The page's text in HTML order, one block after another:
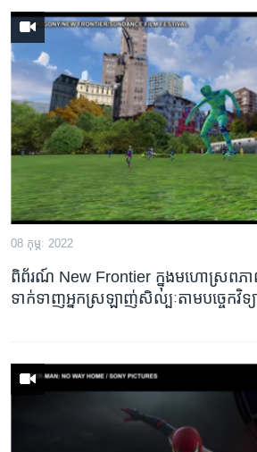
08 កុម្ភៈ 2022
ពិព័រណ៍ New Frontier ក្នុង​មហោស្រព​ភា
ទាក់ទាញ​អ្នកស្រឡាញ់​សិល្បៈ​តាម​បច្ចេកវិទ្